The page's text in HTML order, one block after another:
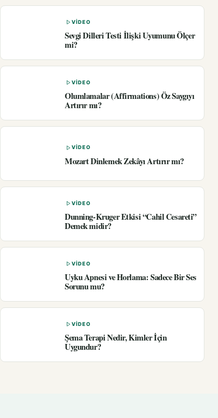
VIDEO
Sevgi Dilleri Testi İlişki Uyumunu Ölçer
mi?
VIDEO
Olumlamalar (Affirmations) Öz Saygıyı
Artırır mı?
VIDEO
Mozart Dinlemek Zekâyı Artırır mı?
VIDEO
Dunning-Kruger Etkisi “Cahil Cesareti”
Demek midir?
VIDEO
Uyku Apnesi ve Horlama: Sadece Bir Ses
Sorunu mu?
VIDEO
Şema Terapi Nedir, Kimler İçin
Uygundur?